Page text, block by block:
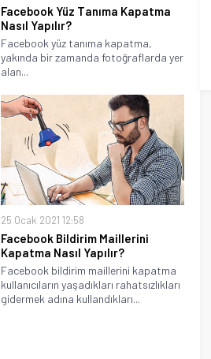
Facebook Yüz Tanıma Kapatma
Nasıl Yapılır?
Facebook yüz tanıma kapatma,
yakında bir zamanda fotoğraflarda yer
alan...
25 Ocak 2021 12:58
Facebook Bildirim Maillerini
Kapatma Nasıl Yapılır?
Facebook bildirim maillerini kapatma
kullanıcıların yaşadıkları rahatsızlıkları
gidermek adına kullandıkları...